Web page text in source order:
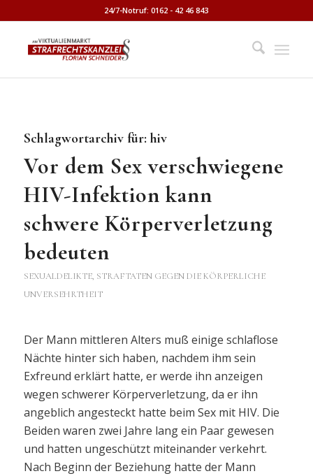
24/7-Notruf: 0162 - 42 46 843
Schlagwortarchiv für: hiv
Vor dem Sex verschwiegene
HIV-Infektion kann
schwere Körperverletzung
bedeuten
SEXUALDELIKTE, STRAFTATEN GEGEN DIE KÖRPERLICHE
UNVERSEHRTHEIT
Der Mann mittleren Alters muß einige schlaflose
Nächte hinter sich haben, nachdem ihm sein
Exfreund erklärt hatte, er werde ihn anzeigen
wegen schwerer Körperverletzung, da er ihn
angeblich angesteckt hatte beim Sex mit HIV. Die
Beiden waren zwei Jahre lang ein Paar gewesen
und hatten ungeschützt miteinander verkehrt.
Nach Beginn der Beziehung hatte der Mann